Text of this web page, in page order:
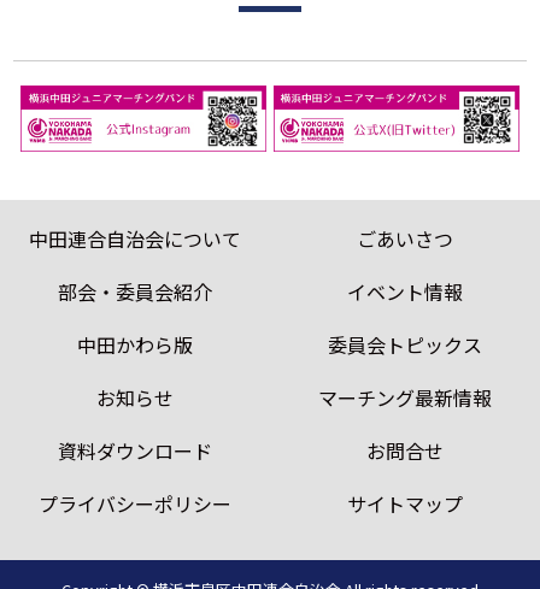
中田連合自治会について
ごあいさつ
部会・委員会紹介
イベント情報
中田かわら版
委員会トピックス
お知らせ
マーチング最新情報
資料ダウンロード
お問合せ
プライバシーポリシー
サイトマップ